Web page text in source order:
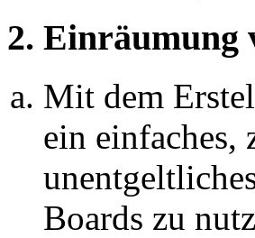
2. Einräumung
Mit dem
ein einfaches,
Boards zu